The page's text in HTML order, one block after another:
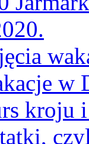
w
kroju i